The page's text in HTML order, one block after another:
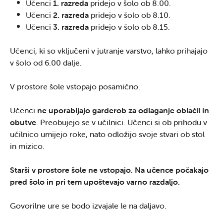
Učenci 1. razreda pridejo v šolo ob 8.00.
Učenci 2. razreda pridejo v šolo ob 8.10.
Učenci 3. razreda pridejo v šolo ob 8.15.
Učenci, ki so vključeni v jutranje varstvo, lahko prihajajo
v šolo od 6.00 dalje.
V prostore šole vstopajo posamično.
Učenci ne uporabljajo garderob za odlaganje oblačil in
obutve. Preobujejo se v učilnici. Učenci si ob prihodu v
učilnico umijejo roke, nato odložijo svoje stvari ob stol
in mizico.
Starši v prostore šole ne vstopajo. Na učence počakajo
pred šolo in pri tem upoštevajo varno razdaljo.
Govorilne ure se bodo izvajale le na daljavo.